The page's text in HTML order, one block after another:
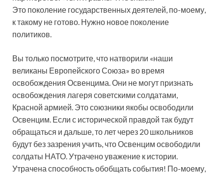
Это поколение государственных деятелей, по-моему,
к такому не готово. Нужно новое поколение
политиков.
Вы только посмотрите, что натворили «наши
великаны Европейского Союза» во время
освобождения Освенцима. Они не могут признать
освобождения лагеря советскими солдатами,
Красной армией. Это союзники якобы освободили
Освенцим. Если с исторической правдой так будут
обращаться и дальше, то лет через 20 школьников
будут без зазрения учить, что Освенцим освободили
солдаты НАТО. Утрачено уважение к истории.
Утрачена способность обобщать события! По-моему,